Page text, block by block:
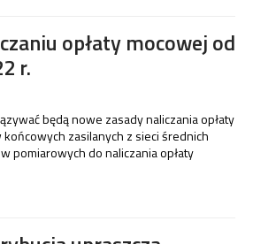
opłaty mocowej od
r.
będą nowe zasady naliczania opłaty
zasilanych z sieci średnich
pomiarowych do naliczania opłaty